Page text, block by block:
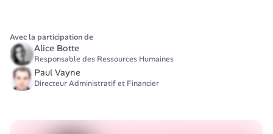
Avec la participation de
Alice Botte
Responsable des Ressources Humaines
Paul Vayne
Directeur Administratif et Financier